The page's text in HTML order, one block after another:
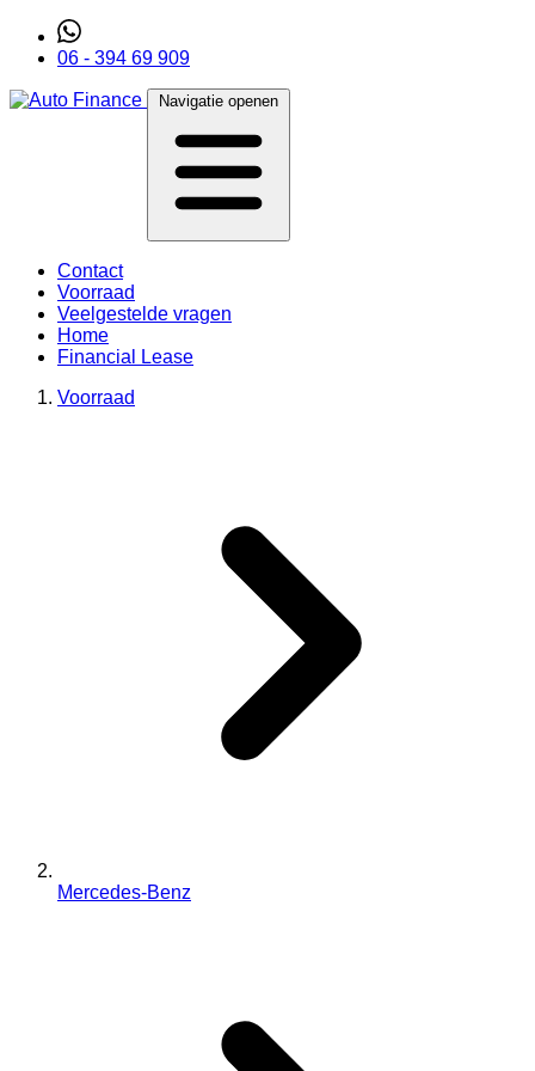
06 - 394 69 909
Navigatie openen
Contact
Voorraad
Veelgestelde vragen
Home
Financial Lease
Voorraad
Mercedes-Benz